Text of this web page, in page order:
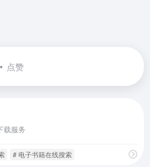
点赞
载服务
# 电子书籍在线搜索